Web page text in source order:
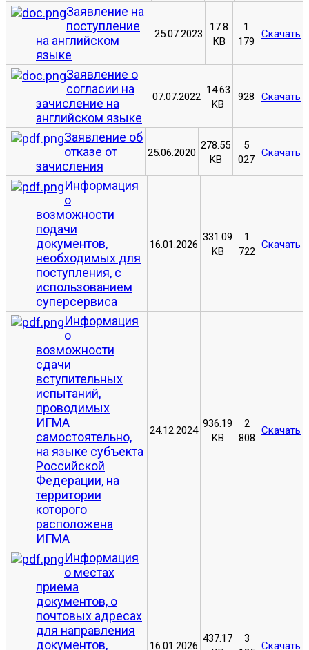
Заявление на
поступление
на английском
языке
25.07.2023
17.8
KB
1
179
Скачать
Заявление о
согласии на
зачисление на
английском языке
07.07.2022
14.63
KB
928 Скачать
Заявление об
отказе от
зачисления
25.06.2020
278.55
KB
5
027
Скачать
Информация
о
возможности
подачи
документов,
необходимых для
поступления, с
использованием
суперсервиса
16.01.2026
331.09
KB
1
722
Скачать
Информация
о
возможности
сдачи
вступительных
испытаний,
проводимых
ИГМА
самостоятельно,
на языке субъекта
Российской
Федерации, на
территории
которого
расположена
ИГМА
24.12.2024
936.19
KB
2
808
Скачать
Информация
о местах
приема
документов, о
почтовых адресах
для направления
документов,
16.01.2026
437.17
3
Скачать